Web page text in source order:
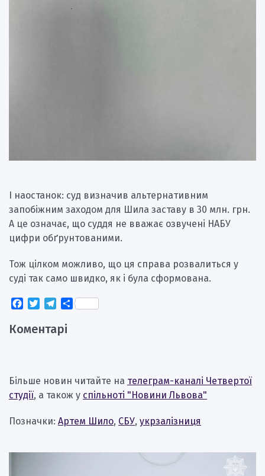
І наостанок: суд визначив альтернативним
запобіжним заходом для Шила заставу в 30 млн. грн.
А це означає, що суддя не вважає озвучені НАБУ
цифри обґрунтованими.
Тож цілком можливо, що ця справа розвалиться у
суді так само швидко, як і була сформована.
Facebook
TwitterTelegram
Поділитися
Коментарі
Більше новин читайте на телеграм-каналі Четвертої
студії, а також у спільноті "Новини Львова"
Позначки: Артем Шило, СБУ, укрзалізниця